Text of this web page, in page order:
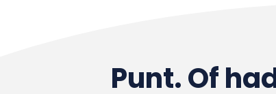
Punt. Of